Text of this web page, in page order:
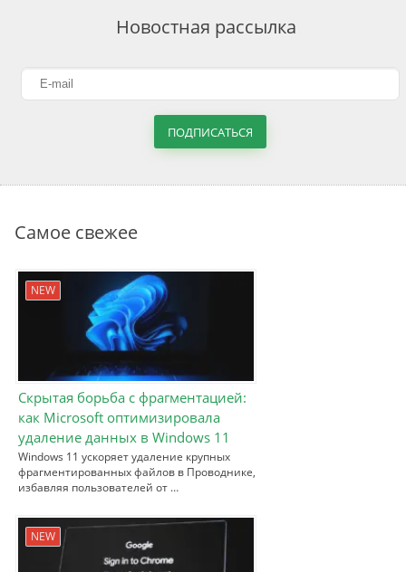
Новостная рассылка
ПОДПИСАТЬСЯ
Самое свежее
NEW
Скрытая борьба с фрагментацией:
как Microsoft оптимизировала
удаление данных в Windows 11
Windows 11 ускоряет удаление крупных
фрагментированных файлов в Проводнике,
избавляя пользователей от …
NEW